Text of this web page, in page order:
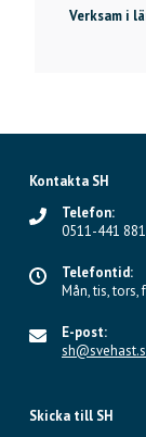
Verksam i
Kontakta SH
Telefon:
0511-441 881
Telefontid:
Mån, tis, tors,
E-post:
Skicka till SH